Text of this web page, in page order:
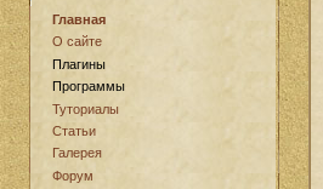
Главная
О сайте
Плагины
Программы
Туториалы
Статьи
Галерея
Форум